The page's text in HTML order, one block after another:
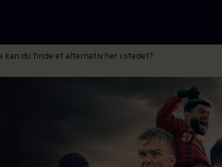
kan du finde et alternativ her i stedet?